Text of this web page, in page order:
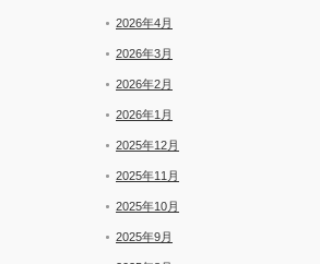
2026年4月
2026年3月
2026年2月
2026年1月
2025年12月
2025年11月
2025年10月
2025年9月